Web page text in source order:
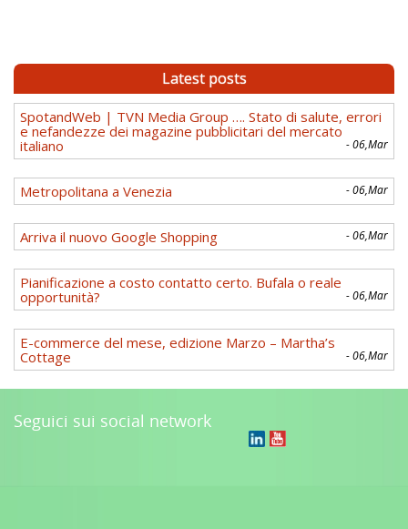
Latest posts
SpotandWeb | TVN Media Group …. Stato di salute, errori
e nefandezze dei magazine pubblicitari del mercato
italiano
- 06,Mar
Metropolitana a Venezia - 06,Mar
Arriva il nuovo Google Shopping - 06,Mar
Pianificazione a costo contatto certo. Bufala o reale
opportunità?
- 06,Mar
E-commerce del mese, edizione Marzo – Martha’s
Cottage
- 06,Mar
Seguici sui social network